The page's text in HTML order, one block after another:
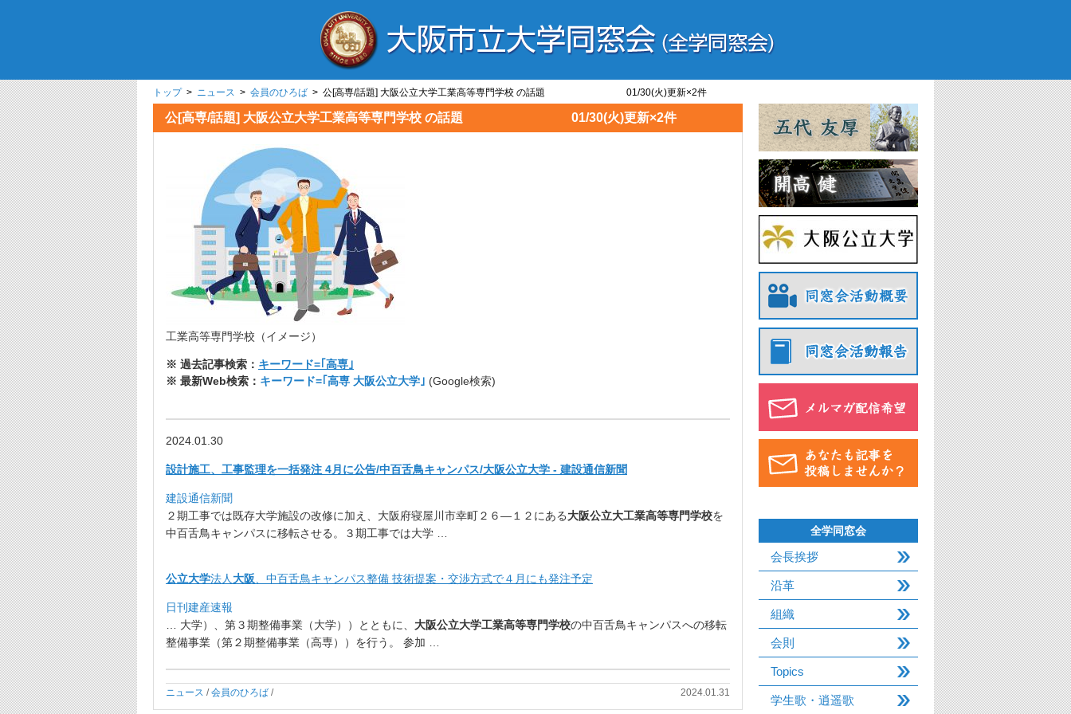
トップ> ニュース > 会員のひろば > 公[高専/話題] 大阪公立大学工業高等専門学校 の話題 01/30(火)更新×2件
公[高専/話題] 大阪公立大学工業高等専門学校 の話題 01/30(火)更新×2件
工業高等専門学校（イメージ）
※ 過去記事検索： キーワード=｢高専｣
※ 最新Web検索： キーワード=｢高専 大阪公立大学｣ (Google検索)
2024.01.30
設計施工、工事監理を一括発注 4月に公告/中百舌鳥キャンパス/大阪公立大学 - 建設通信新聞
建設通信新聞
２期工事では既存大学施設の改修に加え、 大阪府寝屋川市幸町２６―１２にある大阪公立大工業高等専門学校を
中百舌鳥キャンパスに移転させる。３期工事では大学 …
公立大学法人 大阪 、中百舌鳥キャンパス整備 技術提案・交渉方式で４月にも発注予定
日刊建産速報
… 大学）、第３期整備事業（大学））とともに、 大阪公立大学工業高等専門学校の中百舌鳥キャンパスへの移転
整備事業（第２期整備事業（高専））を行う。 参加 …
ニュース /会員のひろば / 2024.01.31
全学同窓会
会長挨拶
沿革
組織
会則
Topics
学生歌・逍遥歌